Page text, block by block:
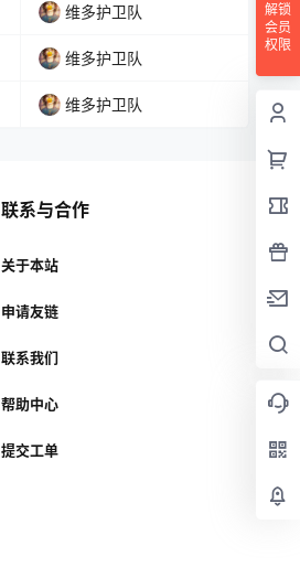
维多护卫队
维多护卫队
维多护卫队
解锁
会员
权限
联系与合作
关于本站
申请友链
联系我们
帮助中心
提交工单